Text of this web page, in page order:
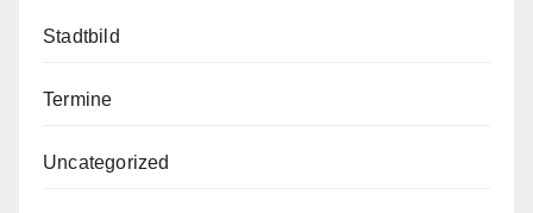
Stadtbild
Termine
Uncategorized